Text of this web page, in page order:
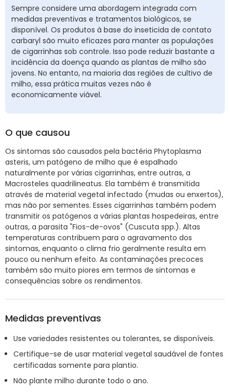
Sempre considere uma abordagem integrada com
medidas preventivas e tratamentos biológicos, se
disponível. Os produtos à base do inseticida de contato
carbaryl são muito eficazes para manter as populações
de cigarrinhas sob controle. Isso pode reduzir bastante a
incidência da doença quando as plantas de milho são
jovens. No entanto, na maioria das regiões de cultivo de
milho, essa prática muitas vezes não é
economicamente viável.
O que causou
Os sintomas são causados pela bactéria Phytoplasma
asteris, um patógeno de milho que é espalhado
naturalmente por várias cigarrinhas, entre outras, a
Macrosteles quadrilineatus. Ela também é transmitida
através de material vegetal infectado (mudas ou enxertos),
mas não por sementes. Esses cigarrinhas também podem
transmitir os patógenos a várias plantas hospedeiras, entre
outras, a parasita "Fios-de-ovos" (Cuscuta spp.). Altas
temperaturas contribuem para o agravamento dos
sintomas, enquanto o clima frio geralmente resulta em
pouco ou nenhum efeito. As contaminações precoces
também são muito piores em termos de sintomas e
consequências sobre os rendimentos.
Medidas preventivas
Use variedades resistentes ou tolerantes, se disponíveis.
Certifique-se de usar material vegetal saudável de fontes
certificadas somente para plantio.
Não plante milho durante todo o ano.